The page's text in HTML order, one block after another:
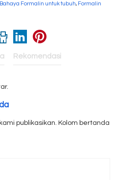
Bahaya Formalin untuk tubuh, Formalin
Rekomendasi
publikasikan. Kolom bertanda